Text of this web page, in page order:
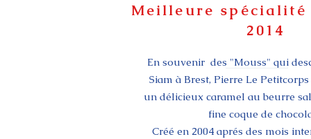
Meilleure spécialité
2014
En souvenir des "Mouss" qui
Siam à Brest, Pierre Le
un délicieux caramel au beurre
fine coque de
Créé en 2004 aprés des mois